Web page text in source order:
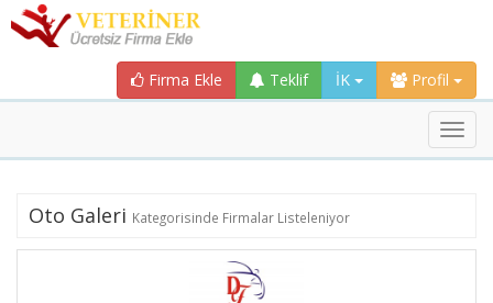
Firma Ekle Teklif İK Profil
Oto Galeri Kategorisinde Firmalar Listeleniyor